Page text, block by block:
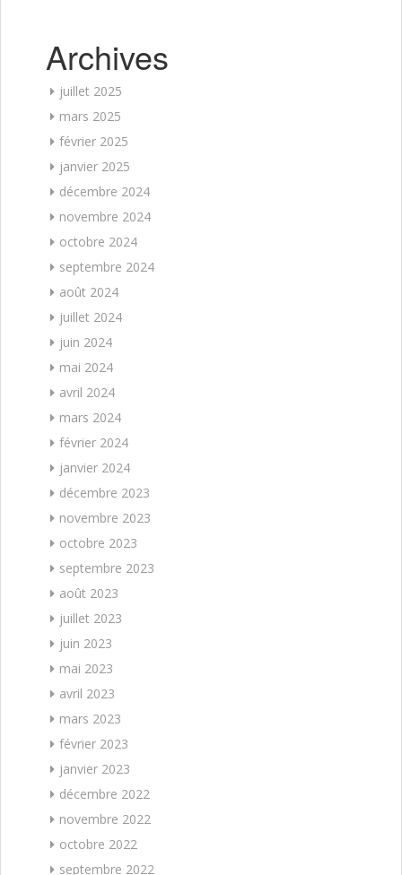
Archives
juillet 2025
mars 2025
février 2025
janvier 2025
décembre 2024
novembre 2024
octobre 2024
septembre 2024
août 2024
juillet 2024
juin 2024
mai 2024
avril 2024
mars 2024
février 2024
janvier 2024
décembre 2023
novembre 2023
octobre 2023
septembre 2023
août 2023
juillet 2023
juin 2023
mai 2023
avril 2023
mars 2023
février 2023
janvier 2023
décembre 2022
novembre 2022
octobre 2022
septembre 2022